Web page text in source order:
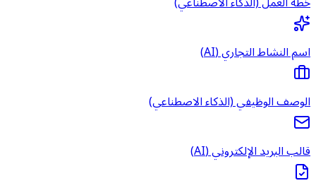
اسم النشاط التجاري (AI)
الوصف الوظيفي (الذكاء الاصطناعي)
قالب البريد الإلكتروني (AI)